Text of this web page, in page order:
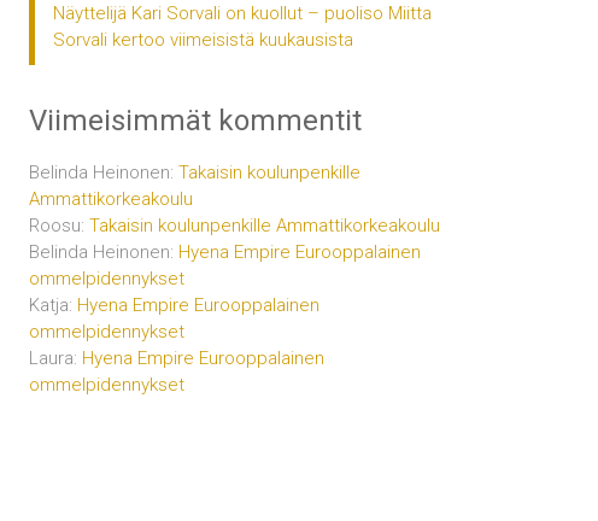
Näyttelijä Kari Sorvali on kuollut – puoliso Miitta
Sorvali kertoo viimeisistä kuukausista
Viimeisimmät kommentit
Belinda Heinonen: Takaisin koulunpenkille
Ammattikorkeakoulu
Roosu: Takaisin koulunpenkille Ammattikorkeakoulu
Belinda Heinonen: Hyena Empire Eurooppalainen
ommelpidennykset
Katja: Hyena Empire Eurooppalainen
ommelpidennykset
Laura: Hyena Empire Eurooppalainen
ommelpidennykset